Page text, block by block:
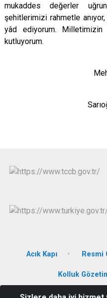
mukaddes değerler
şehitlerimizi rahmetle
yâd ediyorum. Milletimizin
kutluyorum.
Mehmet
Sarıoğlan
Acık Kapı Resmi
Kolluk